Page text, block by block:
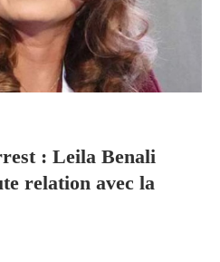
: Leila Benali
relation avec la